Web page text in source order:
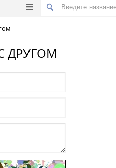
ДРУГОМ